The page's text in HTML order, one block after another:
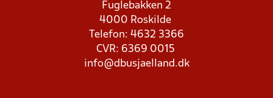
Fuglebakken 2
4000 Roskilde
Telefon: 4632 3366
CVR: 6369 0015
info@dbusjaelland.dk